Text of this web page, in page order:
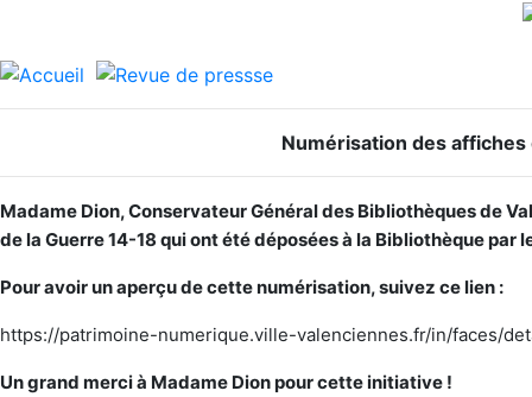
Numérisation des
Madame Dion, Conservateur Général des Bibliothèques de
de la Guerre 14-18 qui ont été déposées à la Bibliothèque par
Pour avoir un aperçu de cette numérisation, suivez ce lien :
https://patrimoine-numerique.ville-valenciennes.fr/in/faces/
Un grand merci à Madame Dion pour cette initiative !